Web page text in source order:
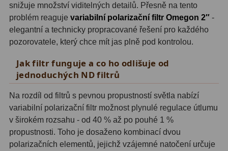
Proti světelnému znečištění 6
Barevné66
Planetární kamery 20
Deep-Sky kamery 28
Guiding kamery14
T-kroužky16
snižuje množství viditelných detailů. Přesně na tento
problém reaguje variabilní polarizační filtr Omegon 2″ -
elegantní a technicky propracované řešení pro každého
pozorovatele, který chce mít jas plně pod kontrolou.
Jak filtr funguje a co ho odlišuje od
jednoduchých ND filtrů
Na rozdíl od filtrů s pevnou propustností světla nabízí
variabilní polarizační filtr možnost plynulé regulace útlumu
v širokém rozsahu - od 40 % až po pouhé 1 %
propustnosti. Toho je dosaženo kombinací dvou
polarizačních elementů, jejichž vzájemné natočení určuje